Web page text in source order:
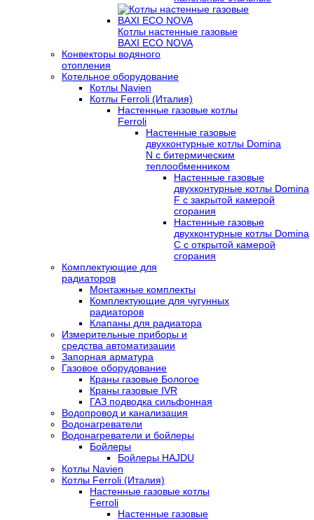
Котлы настенные газовые
BAXI ECO NOVA
Конвекторы водяного
отопления
Котельное оборудование
Котлы Navien
Котлы Ferroli (Италия)
Настенные газовые котлы
Ferroli
Настенные газовые
двухконтурные котлы Domina
N с битермическим
теплообменником
Настенные газовые
двухконтурные котлы Domina
F с закрытой камерой
сгорания
Настенные газовые
двухконтурные котлы Domina
C с открытой камерой
сгорания
Комплектующие для
радиаторов
Монтажные комплекты
Комплектующие для чугунных
радиаторов
Клапаны для радиатора
Измерительные приборы и
средства автоматизации
Запорная арматура
Газовое оборудование
Краны газовые Бологое
Краны газовые IVR
ГАЗ подводка сильфонная
Водопровод и канализация
Водонагреватели
Водонагреватели и бойлеры
Бойлеры
Бойлеры HAJDU
Котлы Navien
Котлы Ferroli (Италия)
Настенные газовые котлы
Ferroli
Настенные газовые